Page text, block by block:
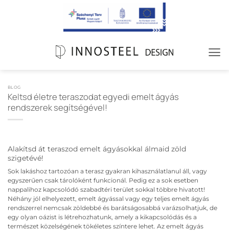
BLOG
Keltsd életre teraszodat egyedi emelt ágyás
rendszerek segítségével!
Alakítsd át teraszod emelt ágyásokkal álmaid zöld
szigetévé!
Sok lakáshoz tartozóan a terasz gyakran kihasználatlanul áll, vagy
egyszerűen csak tárolóként funkcionál. Pedig ez a sok esetben
nappalihoz kapcsolódó szabadtéri terület sokkal többre hivatott!
Néhány jól elhelyezett, emelt ágyással vagy egy teljes emelt ágyás
rendszerrel nemcsak zöldebbé és barátságosabbá varázsolhatjuk, de
egy olyan oázist is létrehozhatunk, amely a kikapcsolódás és a
természet közelségének tökéletes színtere lehet. Az emelt ágyás